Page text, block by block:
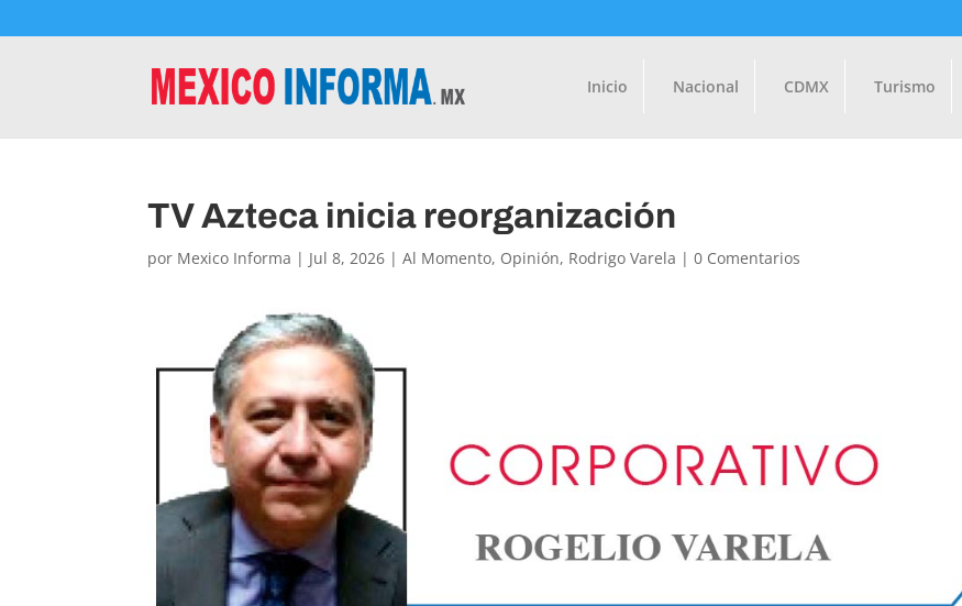
Inicio Nacional CDMX Turismo
TV Azteca inicia reorganización
por Mexico Informa | Jul 8, 2026 |Al Momento, Opinión, Rodrigo Varela |0 Comentarios